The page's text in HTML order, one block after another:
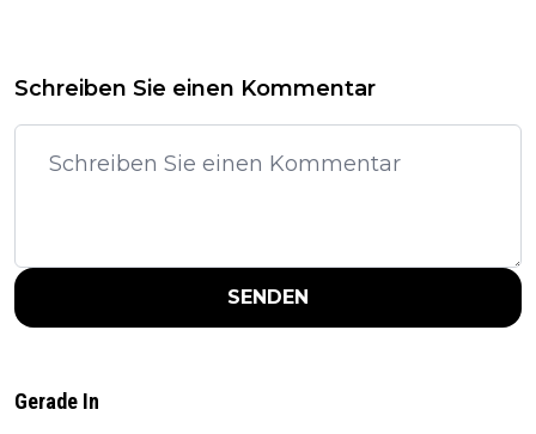
Schreiben Sie einen Kommentar
SENDEN
Gerade In